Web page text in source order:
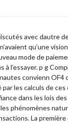
avec dautre
qu’une
mode de
l’essayer. p g
convienn OF4
les calculs de
dans les lois
phénomènes
La première